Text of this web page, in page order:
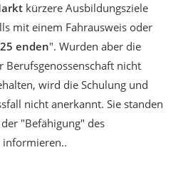
kürzere Ausbildungsziele
mit einem Fahrausweis oder
enden". Wurden aber die
Berufsgenossenschaft nicht
wird die Schulung und
nicht anerkannt. Sie standen
"Befähigung" des